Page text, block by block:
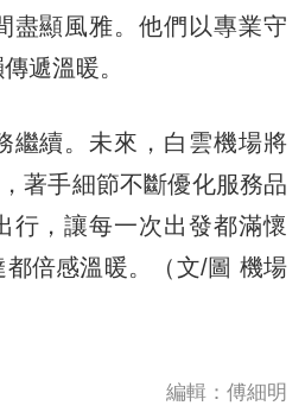
盡顯風雅。他們以專業守
遞溫暖。
續。未來，白雲機場將
著手細節不斷優化服務品
行，讓每一次出發都滿懷
倍感溫暖。（文/圖 機場
編輯：傅細明